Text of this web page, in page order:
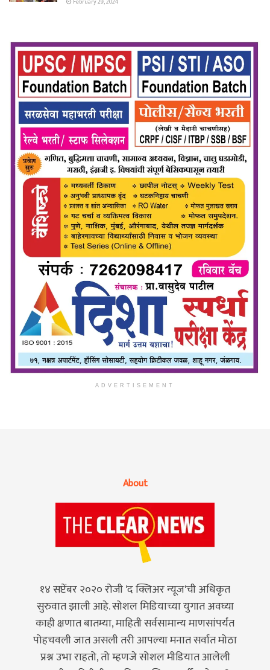
ADVERTISEMENT
About
१४ सप्टेंबर २०२० रोजी 'द क्लिअर न्यूज'ची अधिकृत
सुरुवात झाली आहे. सोशल मिडियाच्या युगात अवघ्या
काही क्षणात बातम्या, माहिती सर्वसामान्य माणसांपर्यंत
पोहचवली जात असली तरी आपल्या मनात सर्वात मोठा
प्रश्न उभा राहतो, तो म्हणजे सोशल मीडियात आलेली